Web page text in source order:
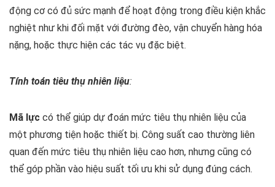
động cơ có đủ sức mạnh để hoạt động trong điều kiện khắc
nghiệt như khi đối mặt với đường đèo, vận chuyển hàng hóa
nặng, hoặc thực hiện các tác vụ đặc biệt.
Tính toán tiêu thụ nhiên liệu:
Mã lực có thể giúp dự đoán mức tiêu thụ nhiên liệu của
một phương tiện hoặc thiết bị. Công suất cao thường liên
quan đến mức tiêu thụ nhiên liệu cao hơn, nhưng cũng có
thể góp phần vào hiệu suất tối ưu khi sử dụng đúng cách.